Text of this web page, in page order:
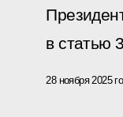
в статью
28 ноября 2025